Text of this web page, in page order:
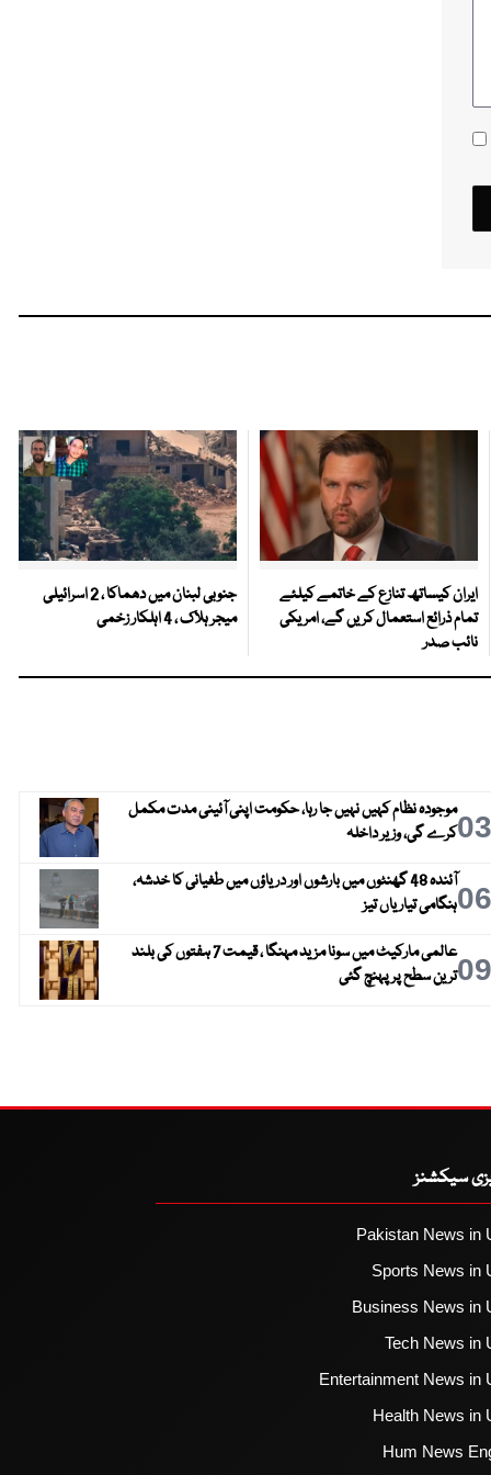
ایران کیساتھ تنازع کے خاتمے کیلئے
تمام ذرائع استعمال کریں گے، امریکی
نائب صدر
جنوبی لبنان میں دھماکا ، 2 اسرائیلی
میجر ہلاک ، 4 اہلکار زخمی
03موجودہ نظام کہیں نہیں جا رہا، حکومت اپنی آئینی مدت مکمل
کرے گی، وزیر داخلہ
06
آئندہ 48 گھنٹوں میں بارشوں اور دریاؤں میں طغیانی کا خدشہ،
ہنگامی تیاریاں تیز
09
عالمی مارکیٹ میں سونا مزید مہنگا ، قیمت 7 ہفتوں کی بلند
ترین سطح پر پہنچ گئی
سیکشنز
Pakistan News in
Sports News in
Business News in
Tech News in
Entertainment News in
Health News in
Hum News